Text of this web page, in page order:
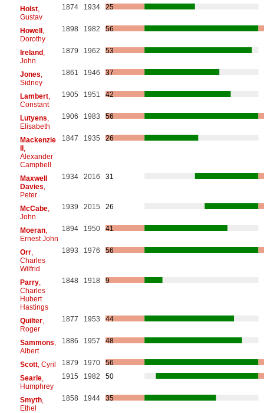
Holst,
Gustav
1874 1934 25
Howell ,
Dorothy
1898 1982 56
Ireland ,
John
1879 1962 53
Jones,
Sidney
1861 1946 37
Lambert,
Constant
1905 1951 42
Lutyens,
Elisabeth
1906 1983 56
Mackenzie
,
Alexander
Campbell
1847 1935 26
Maxwell
Davies,
Peter
1934 2016 31
McCabe,
John
1939 2015 26
Moeran,
Ernest John
1894 1950 41
Orr,
Charles
Wilfrid
1893 1976 56
Parry,
Charles
Hubert
Hastings
1848 1918 9
Quilter,
Roger
1877 1953 44
Sammons,
Albert
1886 1957 48
Scott, Cyril 1879 1970
56
Searle,
Humphrey
1915 1982 50
Smyth,
Ethel
1858 1944 35